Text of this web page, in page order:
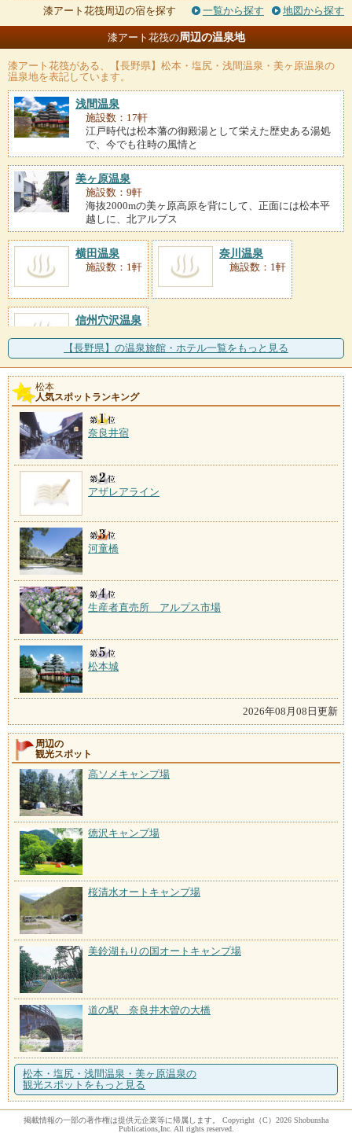
漆アート花筏周辺の宿を探す 一覧から探す 地図から探す
漆アート花筏の周辺の温泉地
漆アート花筏がある、【長野県】松本・塩尻・浅間温泉・美ヶ原温泉の
温泉地を表記しています。
浅間温泉
施設数：17軒
江戸時代は松本藩の御殿湯として栄えた歴史ある湯処
で、今でも往時の風情と
美ヶ原温泉
施設数：9軒
海抜2000mの美ヶ原高原を背にして、正面には松本平
越しに、北アルプス
横田温泉
施設数：1軒
奈川温泉
施設数：1軒
信州穴沢温泉
【長野県】の温泉旅館・ホテル一覧をもっと見る
松本
人気スポットランキング
奈良井宿
アザレアライン
河童橋
生産者直売所 アルプス市場
松本城
2026年08月08日更新
周辺の
観光スポット
高ソメキャンプ場
徳沢キャンプ場
桜清水オートキャンプ場
美鈴湖もりの国オートキャンプ場
道の駅 奈良井木曽の大橋
松本・塩尻・浅間温泉・美ヶ原温泉の
観光スポットをもっと見る
掲載情報の一部の著作権は提供元企業等に帰属します。 Copyright（C）2026 Shobunsha
Publications,Inc. All rights reserved.